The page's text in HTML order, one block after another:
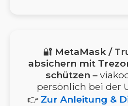
🔐 MetaMask /
absichern mit
schützen –
persönlich bei der
👉 Zur Anleitung &